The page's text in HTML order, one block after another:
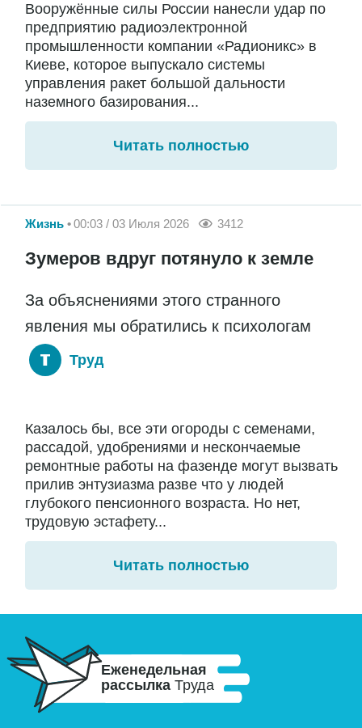
Вооружённые силы России нанесли удар по
предприятию радиоэлектронной
промышленности компании «Радионикс» в
Киеве, которое выпускало системы
управления ракет большой дальности
наземного базирования...
Читать полностью
Жизнь 00:03 / 03 Июля 2026 3412
Зумеров вдруг потянуло к земле
За объяснениями этого странного
явления мы обратились к психологам
Труд
Казалось бы, все эти огороды с семенами,
рассадой, удобрениями и нескончаемые
ремонтные работы на фазенде могут вызвать
прилив энтузиазма разве что у людей
глубокого пенсионного возраста. Но нет,
трудовую эстафету...
Читать полностью
Еженедельная
рассылка Труда